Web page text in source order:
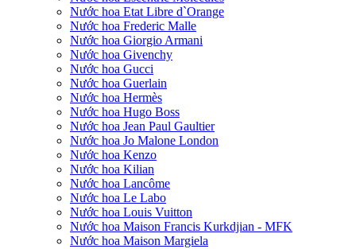
Nước hoa Etat Libre d`Orange
Nước hoa Frederic Malle
Nước hoa Giorgio Armani
Nước hoa Givenchy
Nước hoa Gucci
Nước hoa Guerlain
Nước hoa Hermès
Nước hoa Hugo Boss
Nước hoa Jean Paul Gaultier
Nước hoa Jo Malone London
Nước hoa Kenzo
Nước hoa Kilian
Nước hoa Lancôme
Nước hoa Le Labo
Nước hoa Louis Vuitton
Nước hoa Maison Francis Kurkdjian - MFK
Nước hoa Maison Margiela